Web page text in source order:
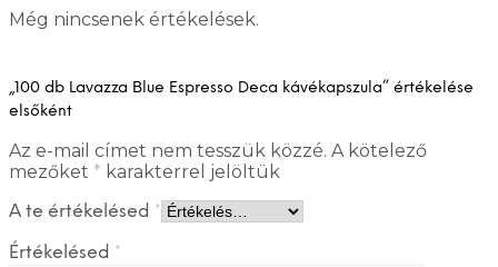
Még nincsenek értékelések.
„100 db Lavazza Blue Espresso Deca kávékapszula” értékelése
elsőként
Az e-mail címet nem tesszük közzé. A kötelező
mezőket * karakterrel jelöltük
A te értékelésed *
Értékelésed *